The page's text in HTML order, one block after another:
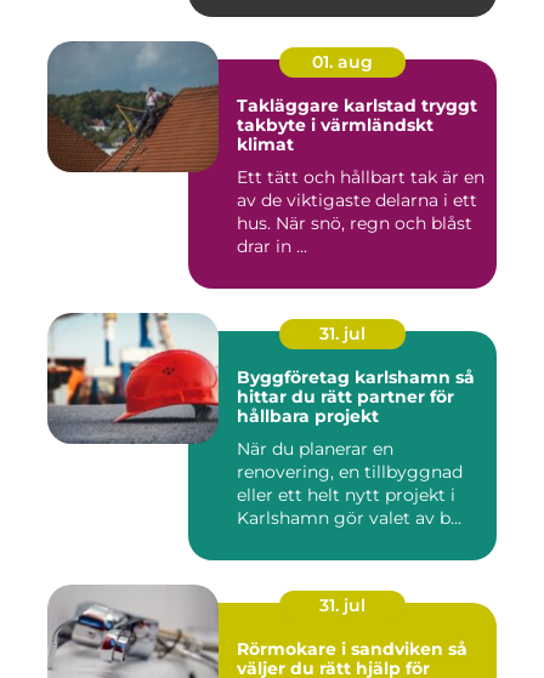
01. aug
Takläggare karlstad tryggt
takbyte i värmländskt
klimat
Ett tätt och hållbart tak är en
av de viktigaste delarna i ett
hus. När snö, regn och blåst
drar in ...
31. jul
Byggföretag karlshamn så
hittar du rätt partner för
hållbara projekt
När du planerar en
renovering, en tillbyggnad
eller ett helt nytt projekt i
Karlshamn gör valet av b...
31. jul
Rörmokare i sandviken så
väljer du rätt hjälp för